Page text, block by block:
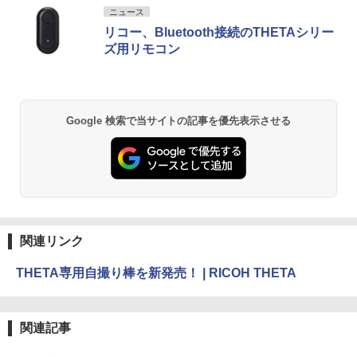
ニュース
リコー、Bluetooth接続のTHETAシリー
ズ用リモコン
Google 検索で当サイトの記事を優先表示させる
関連リンク
THETA専用自撮り棒を新発売！ | RICOH THETA
関連記事